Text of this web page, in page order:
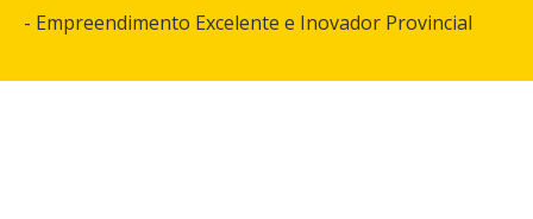
- Empreendimento Excelente e Inovador Provincial